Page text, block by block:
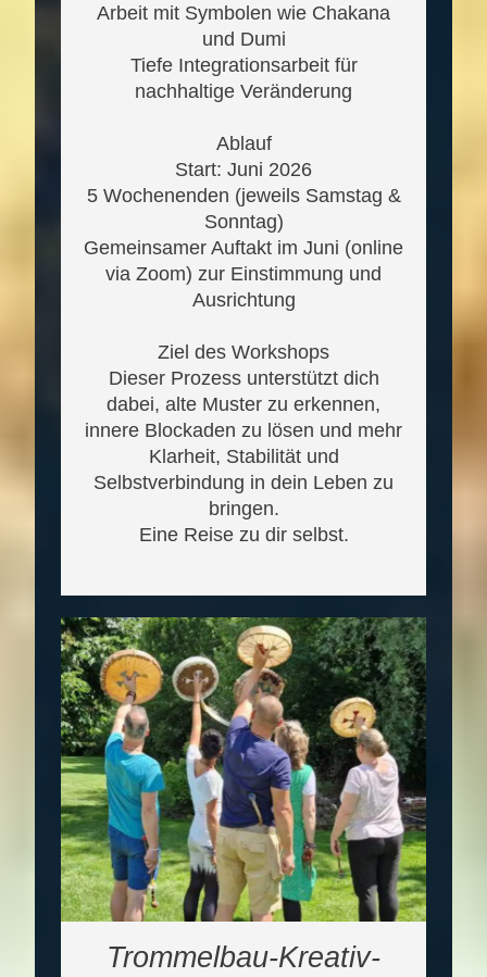
Arbeit mit Symbolen wie Chakana
und Dumi
Tiefe Integrationsarbeit für
nachhaltige Veränderung
Ablauf
Start: Juni 2026
5 Wochenenden (jeweils Samstag &
Sonntag)
Gemeinsamer Auftakt im Juni (online
via Zoom) zur Einstimmung und
Ausrichtung
Ziel des Workshops
Dieser Prozess unterstützt dich
dabei, alte Muster zu erkennen,
innere Blockaden zu lösen und mehr
Klarheit, Stabilität und
Selbstverbindung in dein Leben zu
bringen.
Eine Reise zu dir selbst.
Trommelbau-Kreativ-